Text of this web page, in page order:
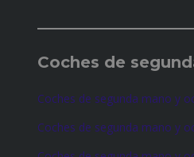
Coches de
Coches de segunda mano y
Coches de segunda mano y